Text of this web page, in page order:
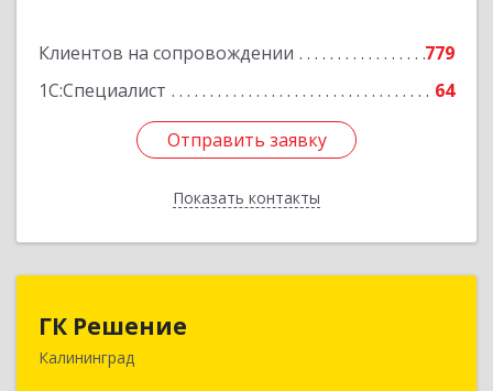
Клиентов на сопровождении
779
1С:Специалист
64
Отправить заявку
Показать контакты
Отправить заявку
Назад
ГК Решение
Калининград
236038, Калининградская обл, Калининград г,